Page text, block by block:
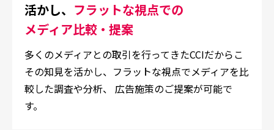
活かし、 フラットな視点での
メディア比較・提案
多くのメディアとの取引を行ってきたCCIだからこ
その知見を活かし、 フラットな視点でメディアを比
較した調査や分析、 広告施策のご提案が可能で
す。